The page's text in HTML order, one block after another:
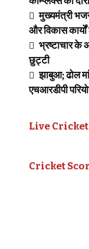
मुख्यमंत्री
और विकास कार्यों
भ्रष्टाचार के
छुट्टी
झाबुआ; ढोल
एचआरडीपी
Live
Cricket